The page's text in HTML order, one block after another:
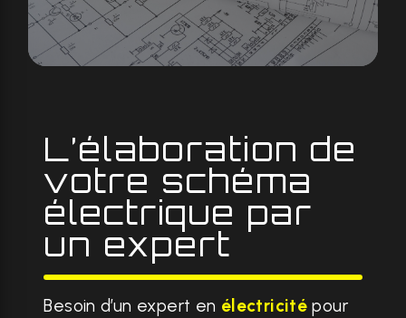
L’élaboration de
votre schéma
électrique par
un expert
Besoin d’un expert en électricité pour